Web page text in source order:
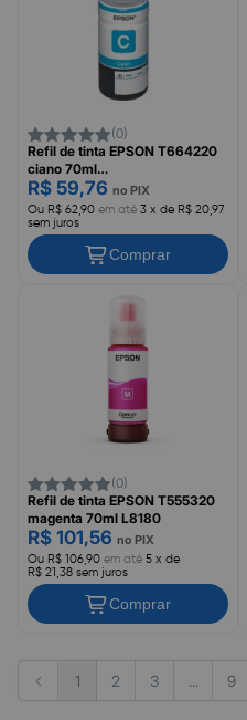
(0)
Refil de tinta EPSON T664220
ciano 70ml
L120/L200/L375/L395
R$ 59,76 no PIX
Ou R$ 62,90 em até 3 x de R$ 20,97
sem juros
Comprar
(0)
Refil de tinta EPSON T555320
magenta 70ml L8180
R$ 101,56 no PIX
Ou R$ 106,90 em até 5 x de
R$ 21,38 sem juros
Comprar
1 2 3 ... 9